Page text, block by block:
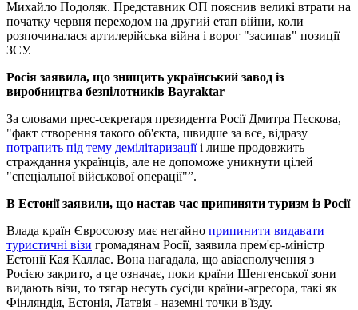
Михайло Подоляк. Представник ОП пояснив великі втрати на
початку червня переходом на другий етап війни, коли
розпочиналася артилерійська війна і ворог "засипав" позиції
ЗСУ.
Росія заявила, що знищить український завод із
виробництва безпілотників Bayraktar
За словами прес-секретаря президента Росії Дмитра Пєскова,
"факт створення такого об'єкта, швидше за все, відразу
потрапить під тему демілітаризаціїі лише продовжить
страждання українців, але не допоможе уникнути цілей
"спеціальної військової операції"”.
В Естонії заявили, що настав час припиняти туризм із Росії
Влада країн Євросоюзу має негайно припинити видавати
туристичні візи громадянам Росії, заявила прем'єр-міністр
Естонії Кая Каллас. Вона нагадала, що авіасполучення з
Росією закрито, а це означає, поки країни Шенгенської зони
видають візи, то тягар несуть сусіди країни-агресора, такі як
Фінляндія, Естонія, Латвія - наземні точки в'їзду.